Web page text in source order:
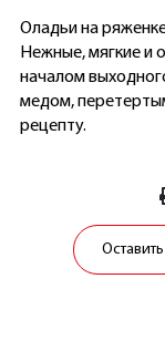
Оладьи на
Нежные, мягкие и
началом
медом,
рецепту.